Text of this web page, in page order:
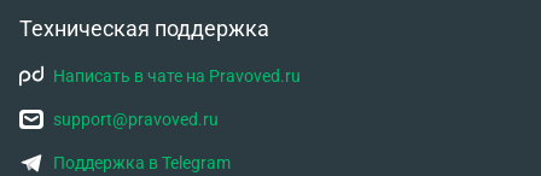
Техническая поддержка
Написать в чате на Pravoved.ru
support@pravoved.ru
Поддержка в Telegram